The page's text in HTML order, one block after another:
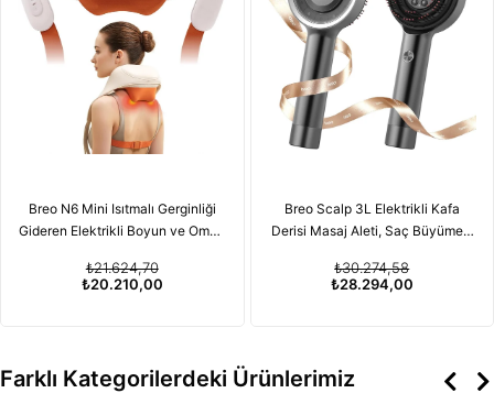
Breo N6 Mini Isıtmalı Gerginliği
Gideren Elektrikli Boyun ve Omuz
₺20.210,00
₺21.624,70
Breo Scalp 3L Elektrikli Kafa
Derisi Masaj Aleti, Saç Büyümesi
Özelliğiyle
₺28.294,00
₺30.274,58
Farklı Kategorilerdeki Ürünlerimiz